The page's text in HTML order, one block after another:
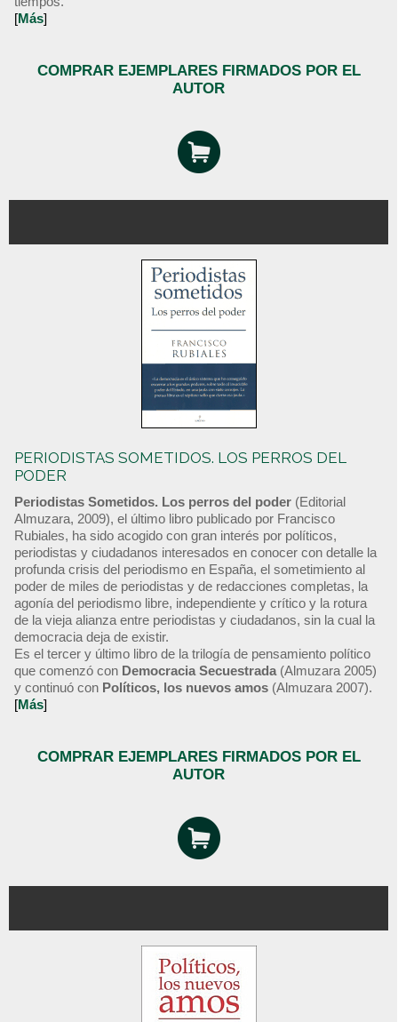
[Más]
COMPRAR EJEMPLARES FIRMADOS POR EL
AUTOR
PERIODISTAS SOMETIDOS. LOS PERROS DEL
PODER
Periodistas Sometidos. Los perros del poder (Editorial
Almuzara, 2009), el último libro publicado por Francisco
Rubiales, ha sido acogido con gran interés por políticos,
periodistas y ciudadanos interesados en conocer con detalle la
profunda crisis del periodismo en España, el sometimiento al
poder de miles de periodistas y de redacciones completas, la
agonía del periodismo libre, independiente y crítico y la rotura
de la vieja alianza entre periodistas y ciudadanos, sin la cual la
democracia deja de existir.
Es el tercer y último libro de la trilogía de pensamiento político
que comenzó con Democracia Secuestrada (Almuzara 2005)
y continuó con Políticos, los nuevos amos (Almuzara 2007).
[Más]
COMPRAR EJEMPLARES FIRMADOS POR EL
AUTOR